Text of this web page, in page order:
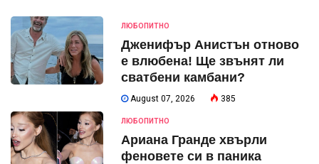
ЛЮБОПИТНО
Дженифър Анистън отново
е влюбена! Ще звънят ли
сватбени камбани?
August 07, 2026 385
ЛЮБОПИТНО
Ариана Гранде хвърли
феновете си в паника